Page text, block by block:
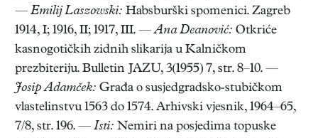
— Emilij Laszowski: Habsburški spomenici. Zagreb
1914, I; 1916, II; 1917, III. —Ana Deanović: Otkriće
kasnogotičkih zidnih slikarija u Kalničkom
prezbiteriju. Bulletin JAZU, 3(1955) 7, str. 8–10. —
Josip Adamček: Građa o susjedgradsko-stubičkom
vlastelinstvu 1563 do 1574. Arhivski vjesnik, 1964–65,
7/8, str. 196. — Isti: Nemiri na posjedima topuske